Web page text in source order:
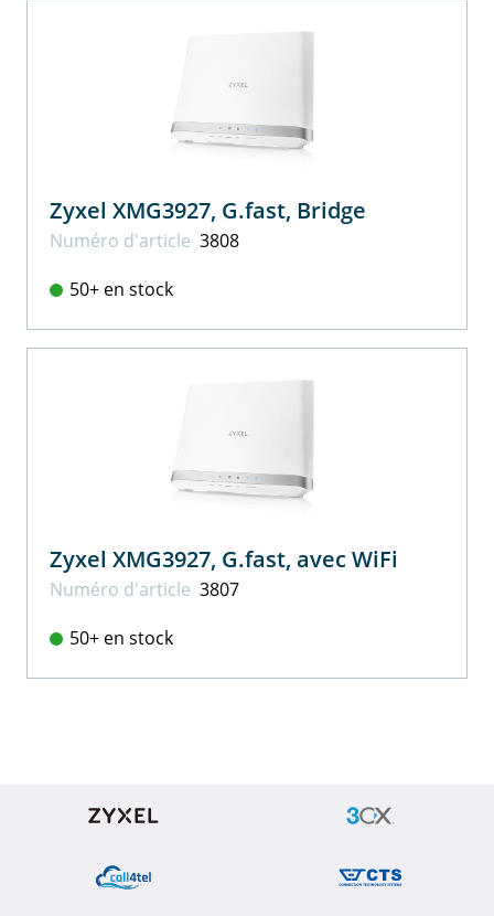
Zyxel XMG3927, G.fast, Bridge
Numéro d'article 3808
50+ en stock
Zyxel XMG3927, G.fast, avec WiFi
Numéro d'article 3807
50+ en stock